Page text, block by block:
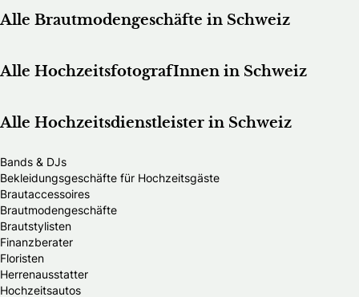
Alle Brautmodengeschäfte in Schweiz
Alle HochzeitsfotografInnen in Schweiz
Alle Hochzeitsdienstleister in Schweiz
Bands & DJs
Bekleidungsgeschäfte für Hochzeitsgäste
Brautaccessoires
Brautmodengeschäfte
Brautstylisten
Finanzberater
Floristen
Herrenausstatter
Hochzeitsautos